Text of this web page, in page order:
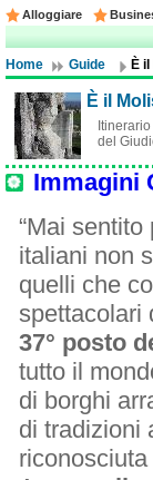
Alloggiare
Home Guide È
È il
del
Immagini
“Mai
italiani non
quelli che
spettacolari
37° posto
tutto il
di borghi
di tradizioni